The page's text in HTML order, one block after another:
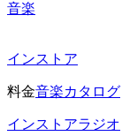
音楽
インストア
料金音楽カタログ
インストアラジオ